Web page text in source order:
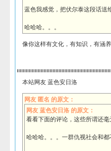
蓝色我感觉，把伏尔泰这段话送
哈哈哈。。。
像你这样有文化，有知识，有涵
本站网友 蓝色安日洛
网友 匿名 的原文：
网友 蓝色安日洛 的原文：
看看下面的评论，这些所谓还毫
哈哈哈。。。一群仇视社会和